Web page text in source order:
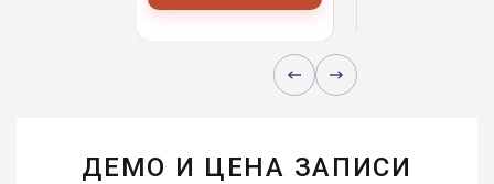
ДЕМО И ЦЕНА ЗАПИСИ